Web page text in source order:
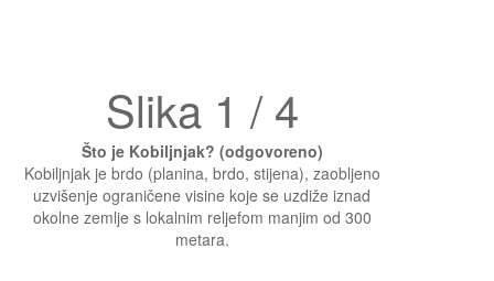
Slika 1 / 4
Što je Kobiljnjak? (odgovoreno)
Kobiljnjak je brdo (planina, brdo, stijena), zaobljeno
uzvišenje ograničene visine koje se uzdiže iznad
okolne zemlje s lokalnim reljefom manjim od 300
metara.